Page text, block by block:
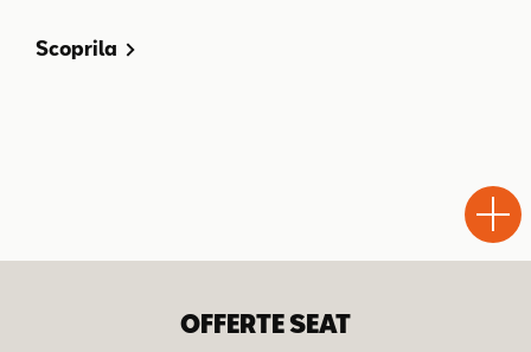
Scoprila
OFFERTE SEAT
Drive
Chiama